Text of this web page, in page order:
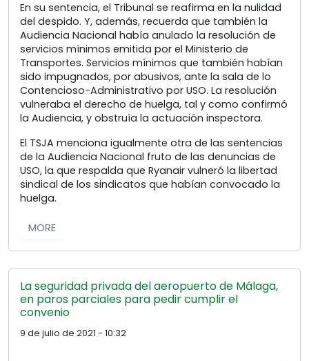
En su sentencia, el Tribunal se reafirma en la nulidad
del despido. Y, además, recuerda que también la
Audiencia Nacional había anulado la resolución de
servicios mínimos emitida por el Ministerio de
Transportes. Servicios mínimos que también habían
sido impugnados, por abusivos, ante la sala de lo
Contencioso-Administrativo por USO. La resolución
vulneraba el derecho de huelga, tal y como confirmó
la Audiencia, y obstruía la actuación inspectora.
El TSJA menciona igualmente otra de las sentencias
de la Audiencia Nacional fruto de las denuncias de
USO, la que respalda que Ryanair vulneró la libertad
sindical de los sindicatos que habían convocado la
huelga.
MORE
La seguridad privada del aeropuerto de Málaga,
en paros parciales para pedir cumplir el
convenio
9 de julio de 2021 - 10:32